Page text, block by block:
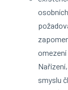
omezení
smyslu